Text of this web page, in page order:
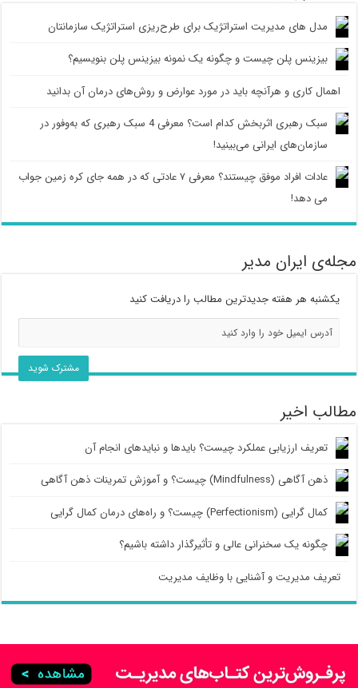
مدل های مدیریت استراتژیک برای طرح‌ریزی استراتژیک سازمانتان
بیزینس پلن چیست و چگونه یک نمونه بیزینس پلن بنویسیم؟
اهمال کاری و هرآنچه باید در مورد عوارض و روش‌های درمان آن بدانید
سبک رهبری اثربخش کدام است؟ معرفی 4 سبک رهبری که به‌وفور در
سازمان‌های ایرانی می‌بینید!
عادات افراد موفق چیستند؟ معرفی ۷ عادتی که در همه جای کره زمین جواب
می دهد!
مجله‌ی ایران مدیر
یکشنبه هر هفته جدیدترین مطالب را دریافت کنید
مطالب اخیر
تعریف ارزیابی عملکرد چیست؟ بایدها و نبایدهای انجام آن
ذهن آگاهی (Mindfulness) چیست؟ و آموزش تمرینات ذهن آگاهی
کمال گرایی (Perfectionism) چیست؟ و راه‌های درمان کمال گرایی
چگونه یک سخنرانی عالی و تأثیرگذار داشته باشیم؟
تعریف مدیریت و آشنایی با وظایف مدیریت